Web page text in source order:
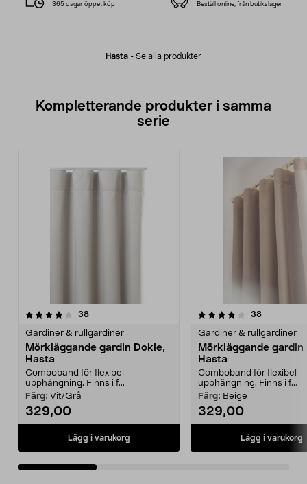
Hasta - Se alla produkter
365 dagar öppet köp Beställ online, från butikslager
Kompletterande produkter i samma
serie
38recensioner
Gardiner & rullgardiner
Mörkläggande gardin Dokie,
Hasta
Comboband för flexibel
upphängning. Finns i f...
Färg: Vit/Grå
329,00
Lägg i varukorg
4.0av 5 stjärnor 38recensioner
Gardiner & rullgardiner
Mörkläggande gardin
Hasta
Comboband för flexibel
upphängning. Finns i f...
Färg: Beige
329,00
Lägg i varukorg
4.0av 5 stjärnor